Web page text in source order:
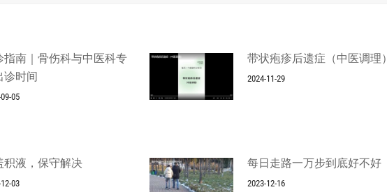
指南｜骨伤科与中医科专
诊时间
05
带状疱疹后遗症（中医调理）
2024-11-29
积液，保守解决
03
每日走路一万步到底好不好
2023-12-16